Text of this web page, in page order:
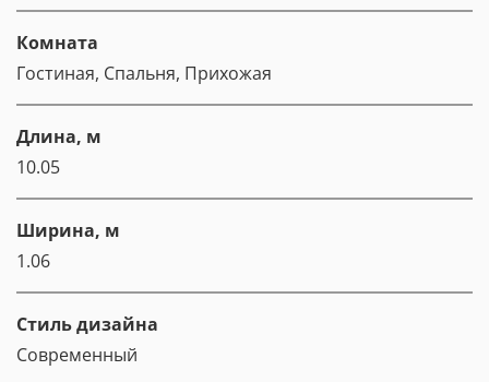
Комната
Гостиная, Спальня, Прихожая
Длина, м
10.05
Ширина, м
1.06
Стиль дизайна
Современный